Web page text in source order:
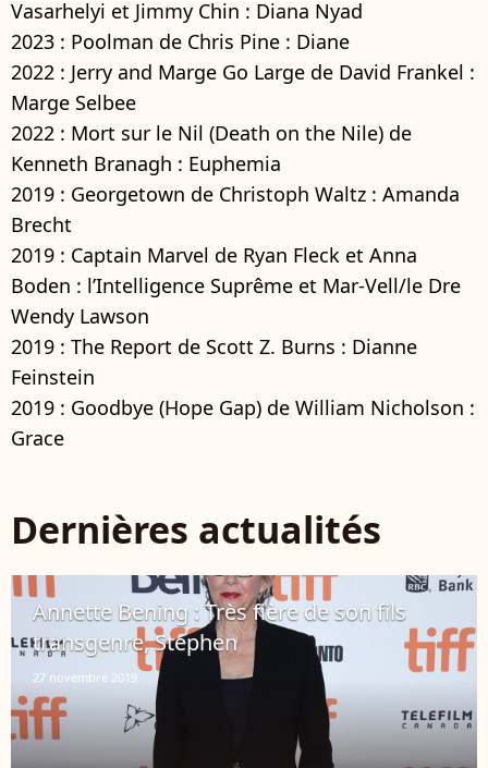
Vasarhelyi et Jimmy Chin : Diana Nyad
2023 : Poolman de Chris Pine : Diane
2022 : Jerry and Marge Go Large de David Frankel :
Marge Selbee
2022 : Mort sur le Nil (Death on the Nile) de
Kenneth Branagh : Euphemia
2019 : Georgetown de Christoph Waltz : Amanda
Brecht
2019 : Captain Marvel de Ryan Fleck et Anna
Boden : l’Intelligence Suprême et Mar-Vell/le Dre
Wendy Lawson
2019 : The Report de Scott Z. Burns : Dianne
Feinstein
2019 : Goodbye (Hope Gap) de William Nicholson :
Grace
Dernières actualités
Annette Bening : Très fière de son fils
transgenre, Stephen
27 novembre 2019